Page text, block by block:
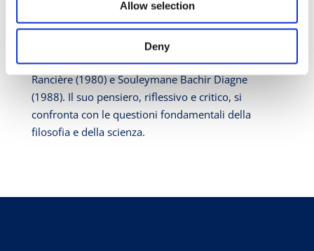
Allow selection
Deny
(1992). Insegnò all’École Normale Supérieure e alla
Sorbona, influenzando figure come Michel Foucault
e Louis Althusser. Fu vicino a Jacques Lacan e
diresse le tesi di Jacques Derrida (1980), Jacques
Rancière (1980) e Souleymane Bachir Diagne
(1988). Il suo pensiero, riflessivo e critico, si
confronta con le questioni fondamentali della
filosofia e della scienza.